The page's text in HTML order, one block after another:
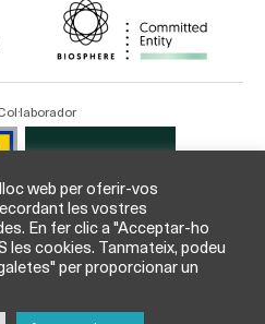
web per oferir-vos
les vostres
En fer clic a "Acceptar-ho
les cookies. Tanmateix, podeu
per proporcionar un